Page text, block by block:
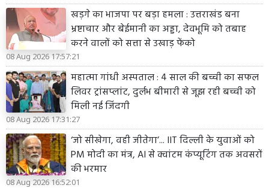
खड़गे का भाजपा पर बड़ा हमला : उत्तराखंड बना
भ्रष्टाचार और बेईमानी का अड्डा, देवभूमि को तबाह
करने वालों को सत्ता से उखाड़ फेंको
08 Aug 2026 17:57:21
महात्मा गांधी अस्पताल : 4 साल की बच्ची का सफल
लिवर ट्रांसप्लांट, दुर्लभ बीमारी से जूझ रही बच्ची को
मिली नई जिंदगी
08 Aug 2026 17:31:27
‘जो सीखेगा, वही जीतेगा’... IIT दिल्ली के युवाओं को
PM मोदी का मंत्र, AI से क्वांटम कंप्यूटिंग तक अवसरों
की भरमार
08 Aug 2026 16:52:01